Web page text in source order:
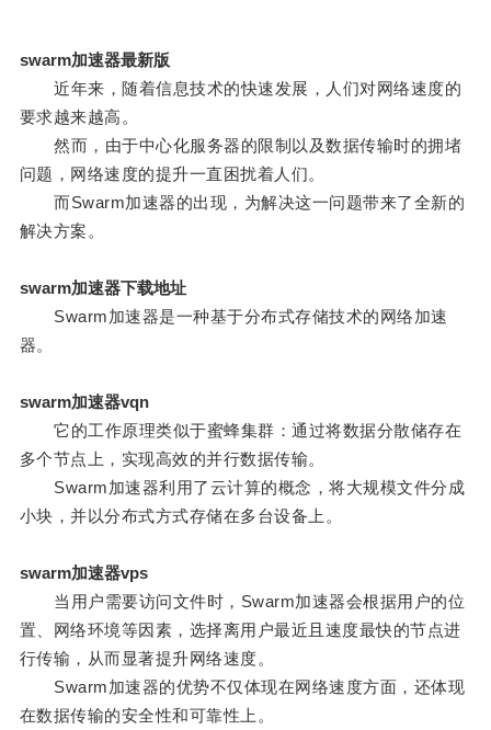
swarm加速器最新版
近年来，随着信息技术的快速发展，人们对网络速度的
要求越来越高。
然而，由于中心化服务器的限制以及数据传输时的拥堵
问题，网络速度的提升一直困扰着人们。
而Swarm加速器的出现，为解决这一问题带来了全新的
解决方案。
swarm加速器下载地址
Swarm加速器是一种基于分布式存储技术的网络加速
器。
swarm加速器vqn
它的工作原理类似于蜜蜂集群：通过将数据分散储存在
多个节点上，实现高效的并行数据传输。
Swarm加速器利用了云计算的概念，将大规模文件分成
小块，并以分布式方式存储在多台设备上。
swarm加速器vps
当用户需要访问文件时，Swarm加速器会根据用户的位
置、网络环境等因素，选择离用户最近且速度最快的节点进
行传输，从而显著提升网络速度。
Swarm加速器的优势不仅体现在网络速度方面，还体现
在数据传输的安全性和可靠性上。